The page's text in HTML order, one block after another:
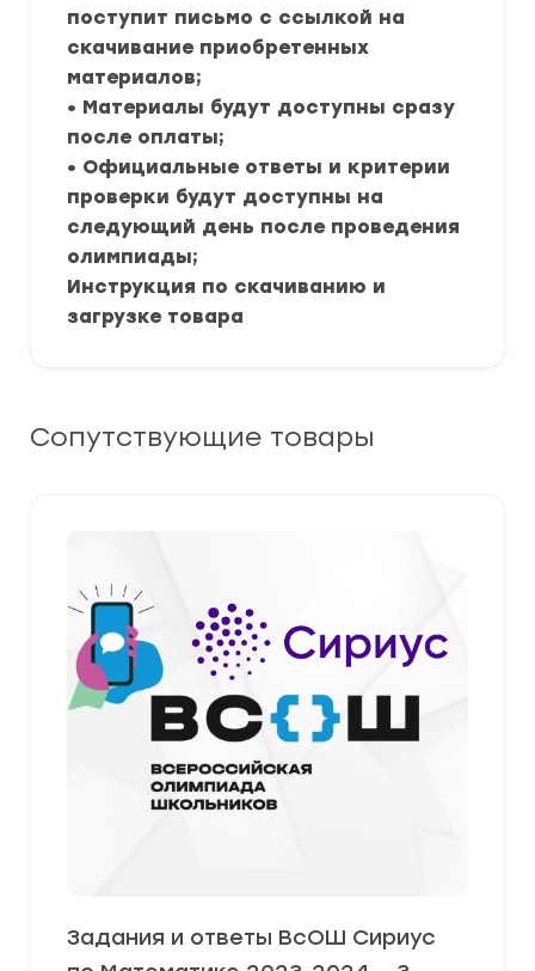
поступит письмо с ссылкой на
скачивание приобретенных
материалов;
• Материалы будут доступны сразу
после оплаты;
• Официальные ответы и критерии
проверки будут доступны на
следующий день после проведения
олимпиады;
Инструкция по скачиванию и
загрузке товара
Сопутствующие товары
Задания и ответы ВсОШ Сириус